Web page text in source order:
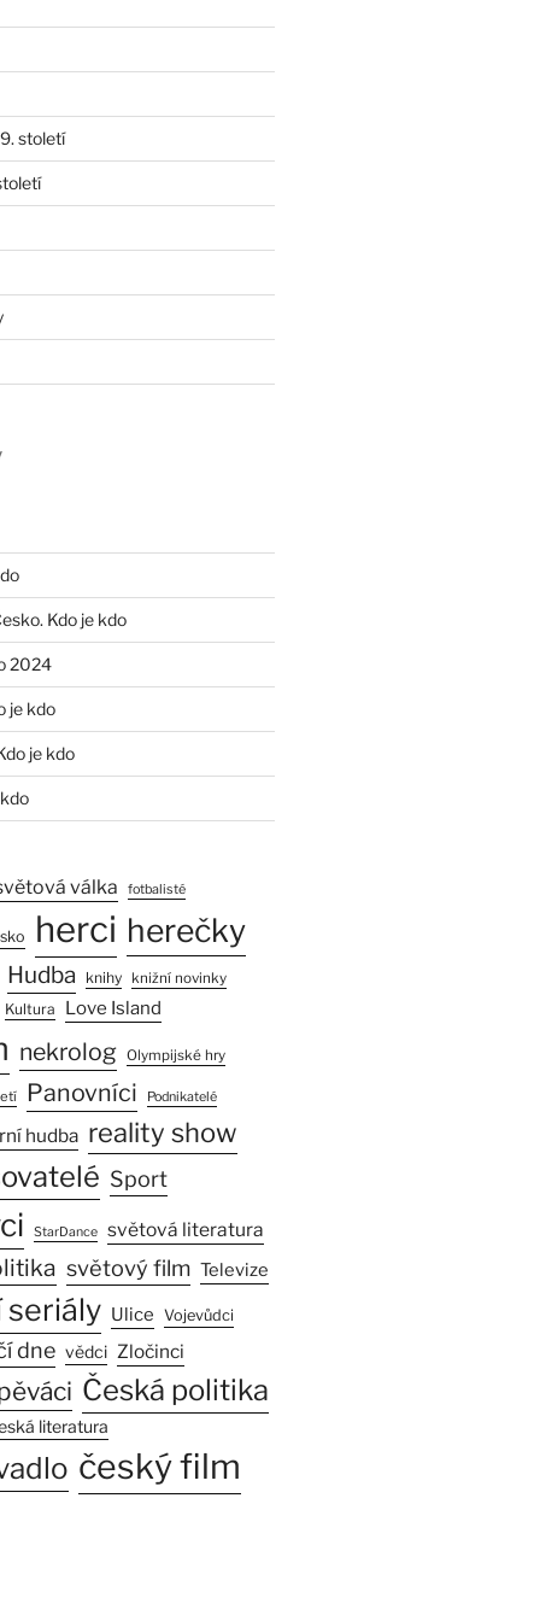
století
Kdo je kdo
2024
je kdo
je kdo
válka fotbalisté
herci herečky
Hudba knihy knižní novinky
Kultura Love Island
nekrolog Olympijské hry
Panovníci Podnikatelé
hudba reality show
Sport
StarDance světová literatura
světový film Televize
Ulice Vojevůdci
dne vědci Zločinci
Česká politika
literatura
český film